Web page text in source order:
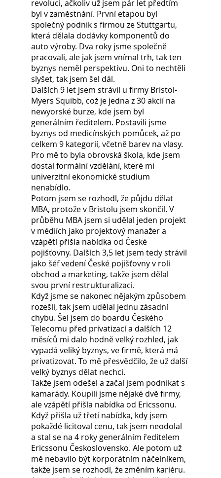
revoluci, ačkoliv už jsem pár let předtím
byl v zaměstnání. První etapou byl
společný podnik s firmou ze Stuttgartu,
která dělala dodávky komponentů do
auto výroby. Dva roky jsme společně
pracovali, ale jak jsem vnímal trh, tak ten
byznys neměl perspektivu. Oni to nechtěli
slyšet, tak jsem šel dál.
Dalších 9 let jsem strávil u firmy Bristol-
Myers Squibb, což je jedna z 30 akcií na
newyorské burze, kde jsem byl
generálním ředitelem. Postavili jsme
byznys od medicínských pomůcek, až po
celkem 9 kategorií, včetně barev na vlasy.
Pro mě to byla obrovská škola, kde jsem
dostal formální vzdělání, které mi
univerzitní ekonomické studium
nenabídlo.
Potom jsem se rozhodl, že půjdu dělat
MBA, protože v Bristolu jsem skončil. V
průběhu MBA jsem si udělal jeden projekt
v médiích jako projektový manažer a
vzápětí přišla nabídka od České
pojišťovny. Dalších 3,5 let jsem tedy strávil
jako šéf vedení České pojišťovny v roli
obchod a marketing, takže jsem dělal
svou první restrukturalizaci.
Když jsme se nakonec nějakým způsobem
rozešli, tak jsem udělal jednu zásadní
chybu. Šel jsem do boardu Českého
Telecomu před privatizací a dalších 12
měsíců mi dalo hodně velký rozhled, jak
vypadá veliký byznys, ve firmě, která má
privatizovat. To mě přesvědčilo, že už další
velký byznys dělat nechci.
Takže jsem odešel a začal jsem podnikat s
kamarády. Koupili jsme nějaké dvě firmy,
ale vzápětí přišla nabídka od Ericssonu.
Když přišla už třetí nabídka, kdy jsem
pokaždé licitoval cenu, tak jsem neodolal
a stal se na 4 roky generálním ředitelem
Ericssonu Československo. Ale potom už
mě nebavilo být korporátním náčelníkem,
takže jsem se rozhodl, že změním kariéru.